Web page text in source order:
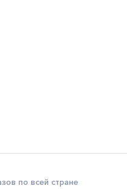
по всей стране